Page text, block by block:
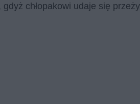
chłopakowi udaje się